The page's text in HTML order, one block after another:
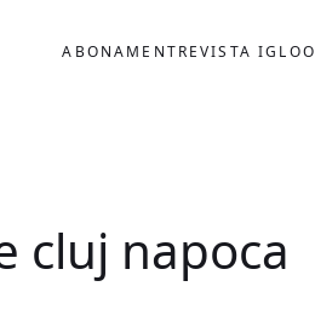
ABONAMENTREVISTA IGLOO
cluj napoca